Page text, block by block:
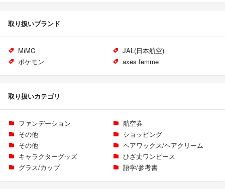
取り扱いブランド
MiMC
JAL(日本航空)
ポケモン
axes femme
取り扱いカテゴリ
ファンデーション
航空券
その他
ショッピング
その他
ヘアワックス/ヘアクリーム
キャラクターグッズ
ひざ丈ワンピース
グラス/カップ
語学/参考書